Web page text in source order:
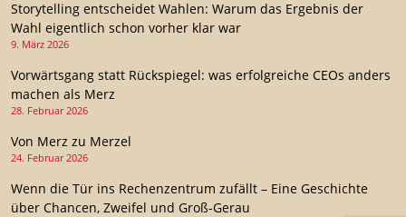
Storytelling entscheidet Wahlen: Warum das Ergebnis der
Wahl eigentlich schon vorher klar war
9. März 2026
Vorwärtsgang statt Rückspiegel: was erfolgreiche CEOs anders
machen als Merz
28. Februar 2026
Von Merz zu Merzel
24. Februar 2026
Wenn die Tür ins Rechenzentrum zufällt – Eine Geschichte
über Chancen, Zweifel und Groß-Gerau